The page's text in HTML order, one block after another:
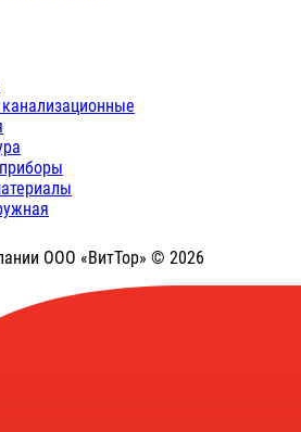
ООО «ВитТор» © 2026